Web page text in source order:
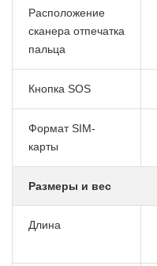
Расположение
сканера отпечатка
пальца
Кнопка SOS
Формат SIM-
карты
Размеры и вес
Длина